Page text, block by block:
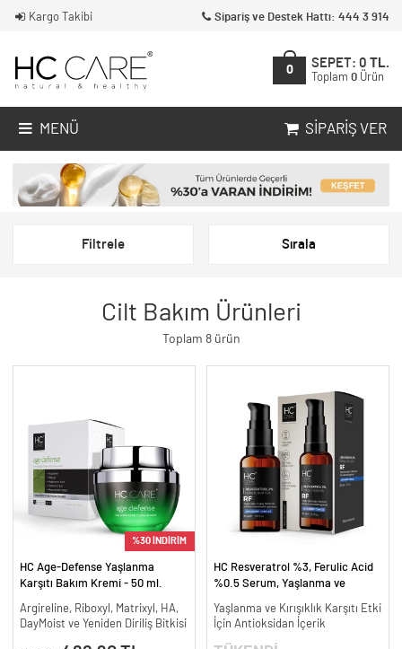
Kargo Takibi Sipariş ve Destek Hattı: 444 3 914
0
SEPET: 0 TL.
Toplam 0 Ürün
MENÜ SIPARIŞ VER
Filtrele Sırala
Cilt Bakım Ürünleri
Toplam 8 ürün
%30 İNDİRİM
HC Age-Defense Yaşlanma
Karşıtı Bakım Kremi - 50 ml.
Argireline, Riboxyl, Matrixyl, HA,
DayMoist ve Yeniden Diriliş Bitkisi
HC Resveratrol %3, Ferulic Acid
%0.5 Serum, Yaşlanma ve
Yaşlanma ve Kırışıklık Karşıtı Etki
İçin Antioksidan İçerik